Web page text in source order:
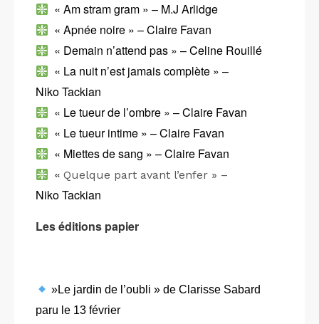
«Am stram gram » – M.J Arlidge
«Apnée noire » – Claire Favan
« Demain n’attend pas » – Celine Rouillé
« La nuit n’est jamais complète » –
Niko Tackian
« Le tueur de l’ombre »–Claire Favan
« Le tueur intime » –Claire Favan
« Miettes de sang » – Claire Favan
«Quelque part avant l’enfer » –
Niko Tackian
Les éditions papier
»Le jardin de l’oubli » de Clarisse Sabard
paru le 13 février